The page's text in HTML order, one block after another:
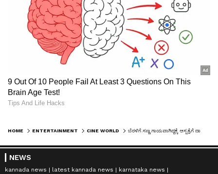
HOME ENTERTAINMENT CINE WORLD
NEWS
kannada news latest kannada news
karnataka news